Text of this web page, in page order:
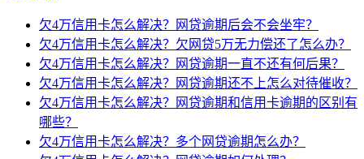
欠4万信用卡怎么解决？网贷逾期后会不会坐牢？
欠4万信用卡怎么解决？欠网贷5万无力偿还了怎么办？
欠4万信用卡怎么解决？网贷逾期一直不还有何后果？
欠4万信用卡怎么解决？网贷逾期还不上怎么对待催收？
欠4万信用卡怎么解决？网贷逾期和信用卡逾期的区别有
哪些？
欠4万信用卡怎么解决？多个网贷逾期怎么办？